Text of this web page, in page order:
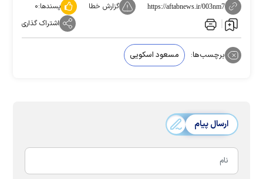
https://aftabnews.ir/003nm7 گزارش خطا پسندها:۰
اشتراک گذاری
برچسب‌ها: مسعود اسکویی
ارسال پیام